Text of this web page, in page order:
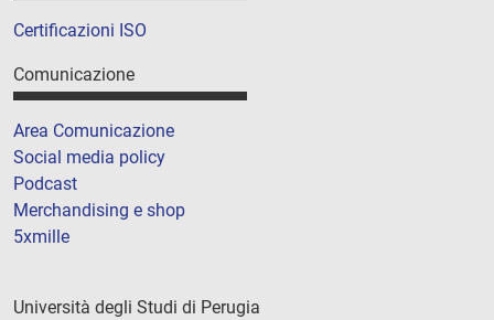
Certificazioni ISO
Comunicazione
Area Comunicazione
Social media policy
Podcast
Merchandising e shop
5xmille
Università degli Studi di Perugia